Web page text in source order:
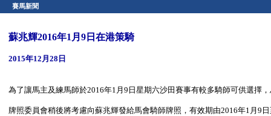
賽馬新聞
蘇兆輝2016年1月9日在港策騎
2015年12月28日
為了讓馬主及練馬師於2016年1月9日星期六沙田賽事有較多騎師可供選擇
牌照委員會稍後將考慮向蘇兆輝發給馬會騎師牌照，有效期由2016年1月9